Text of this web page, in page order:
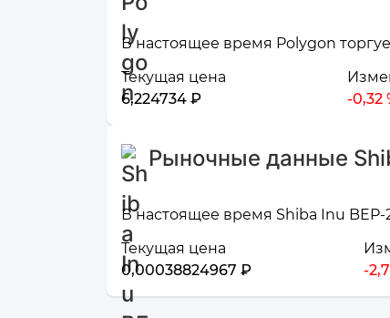
В настоящее время Polygon
Текущая цена
6,224734 ₽
-0,32
Рыночные данные
В настоящее время Shiba Inu
Текущая цена
0,00038824967 ₽
-